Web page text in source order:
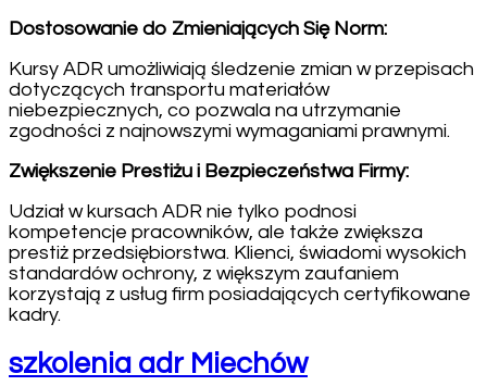
Dostosowanie do Zmieniających Się Norm:
Kursy ADR umożliwiają śledzenie zmian w przepisach
dotyczących transportu materiałów
niebezpiecznych, co pozwala na utrzymanie
zgodności z najnowszymi wymaganiami prawnymi.
Zwiększenie Prestiżu i Bezpieczeństwa Firmy:
Udział w kursach ADR nie tylko podnosi
kompetencje pracowników, ale także zwiększa
prestiż przedsiębiorstwa. Klienci, świadomi wysokich
standardów ochrony, z większym zaufaniem
korzystają z usług firm posiadających certyfikowane
kadry.
szkolenia adr Miechów